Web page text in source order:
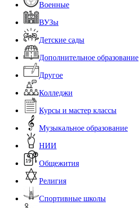
Военные
ВУЗы
Детские сады
Дополнительное образование
Другое
Колледжи
Курсы и мастер классы
Музыкальное образование
НИИ
Общежития
Религия
Спортивные школы